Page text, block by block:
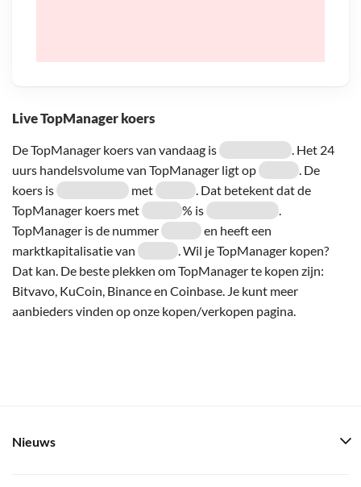
Live TopManager koers
De TopManager koers van vandaag is
. Het 24
uurs handelsvolume van TopManager ligt op
. De
koers is
met
. Dat betekent dat de
TopManager koers met
% is
.
TopManager is de nummer
en heeft een
marktkapitalisatie van
. Wil je TopManager kopen?
Dat kan. De beste plekken om TopManager te kopen zijn:
Bitvavo, KuCoin, Binance en Coinbase. Je kunt meer
aanbieders vinden op onze kopen/verkopen pagina.
Nieuws